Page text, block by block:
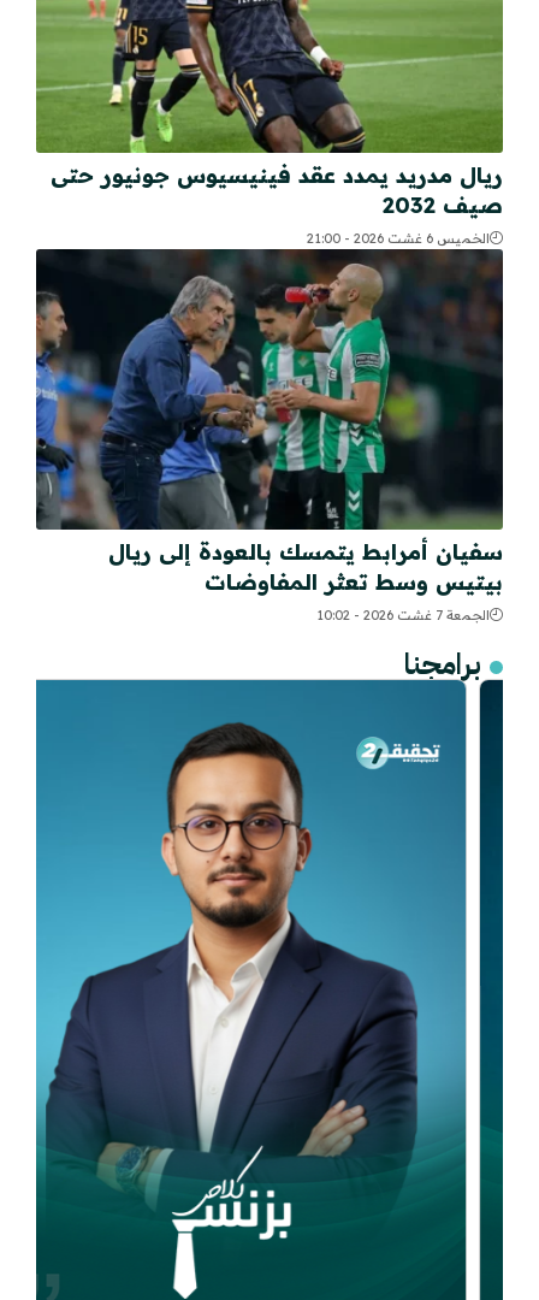
ريال مدريد يمدد عقد فينيسيوس جونيور حتى
صيف 2032
الخميس 6 غشت 2026 - 21:00
سفيان أمرابط يتمسك بالعودة إلى ريال
بيتيس وسط تعثر المفاوضات
الجمعة 7 غشت 2026 - 10:02
برامجنا